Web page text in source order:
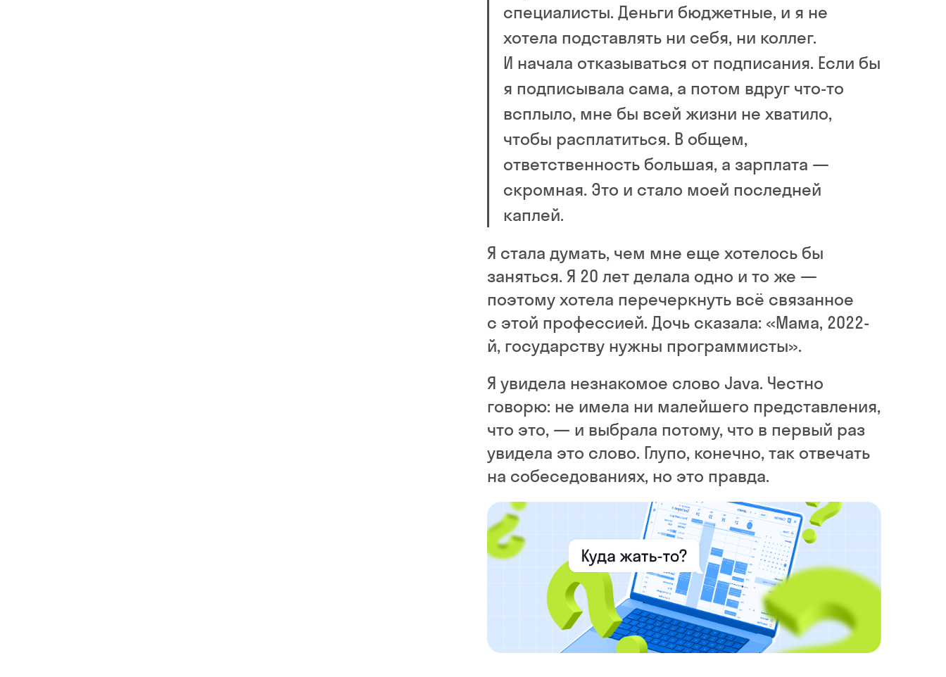
специалисты. Деньги бюджетные, и я не
хотела подставлять ни себя, ни коллег.
И начала отказываться от подписания. Если бы
я подписывала сама, а потом вдруг что-то
всплыло, мне бы всей жизни не хватило,
чтобы расплатиться. В общем,
ответственность большая, а зарплата —
скромная. Это и стало моей последней
каплей.
Я стала думать, чем мне еще хотелось бы
заняться. Я 20 лет делала одно и то же —
поэтому хотела перечеркнуть всё связанное
с этой профессией. Дочь сказала: «Мама, 2022-
й, государству нужны программисты».
Я увидела незнакомое слово Java. Честно
говорю: не имела ни малейшего представления,
что это, — и выбрала потому, что в первый раз
увидела это слово. Глупо, конечно, так отвечать
на собеседованиях, но это правда.